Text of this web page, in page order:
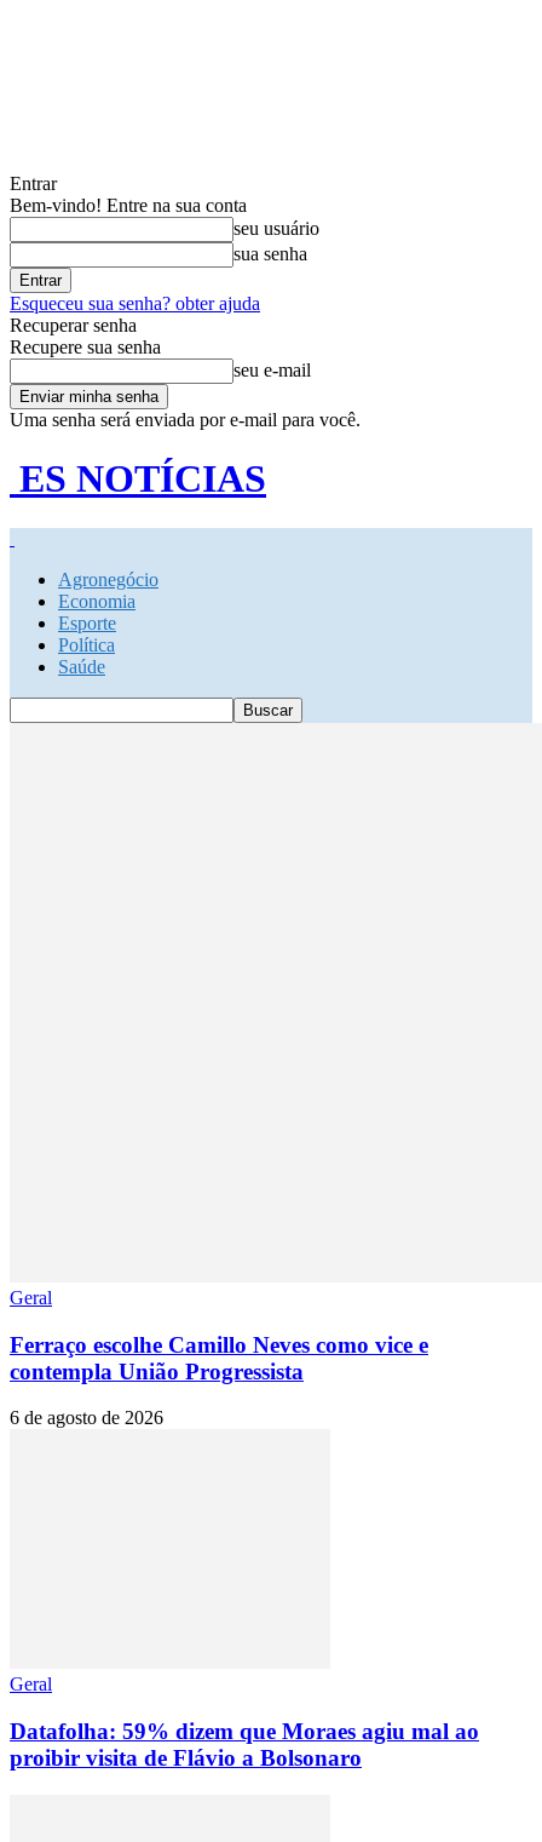
Entrar
Bem-vindo! Entre na sua conta
seu usuário
sua senha
Esqueceu sua senha? obter ajuda
Recuperar senha
Recupere sua senha
seu e-mail
Uma senha será enviada por e-mail para você.
ES NOTÍCIAS
Agronegócio
Economia
Esporte
Política
Saúde
Geral
Ferraço escolhe Camillo Neves como vice e
contempla União Progressista
6 de agosto de 2026
Geral
Datafolha: 59% dizem que Moraes agiu mal ao
proibir visita de Flávio a Bolsonaro